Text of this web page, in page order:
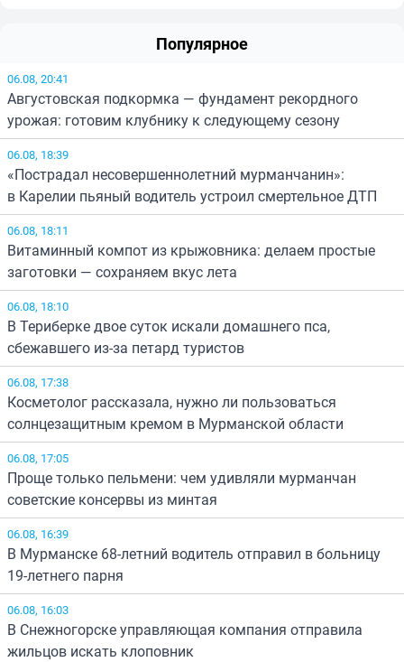
Популярное
06.08, 20:41
Августовская подкормка — фундамент рекордного
урожая: готовим клубнику к следующему сезону
06.08, 18:39
«Пострадал несовершеннолетний мурманчанин»:
в Карелии пьяный водитель устроил смертельное ДТП
06.08, 18:11
Витаминный компот из крыжовника: делаем простые
заготовки — сохраняем вкус лета
06.08, 18:10
В Териберке двое суток искали домашнего пса,
сбежавшего из-за петард туристов
06.08, 17:38
Косметолог рассказала, нужно ли пользоваться
солнцезащитным кремом в Мурманской области
06.08, 17:05
Проще только пельмени: чем удивляли мурманчан
советские консервы из минтая
06.08, 16:39
В Мурманске 68-летний водитель отправил в больницу
19-летнего парня
06.08, 16:03
В Снежногорске управляющая компания отправила
жильцов искать клоповник